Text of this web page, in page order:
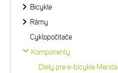
Bicykle
Rámy
Cyklopočítače
Komponenty
Diely pre e-bicykle Merida